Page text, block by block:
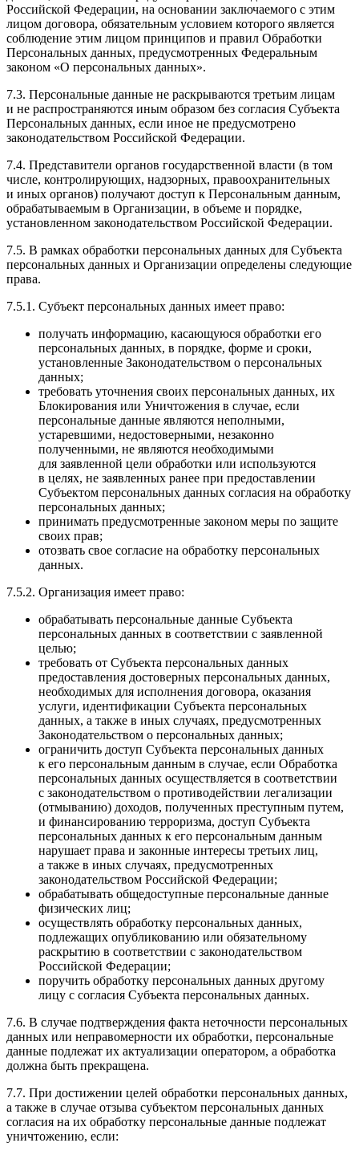
Российской Федерации, на основании заключаемого с этим
лицом договора, обязательным условием которого является
соблюдение этим лицом принципов и правил Обработки
Персональных данных, предусмотренных Федеральным
законом «О персональных данных».
7.3. Персональные данные не раскрываются третьим лицам
и не распространяются иным образом без согласия Субъекта
Персональных данных, если иное не предусмотрено
законодательством Российской Федерации.
7.4. Представители органов государственной власти (в том
числе, контролирующих, надзорных, правоохранительных
и иных органов) получают доступ к Персональным данным,
обрабатываемым в Организации, в объеме и порядке,
установленном законодательством Российской Федерации.
7.5. В рамках обработки персональных данных для Субъекта
персональных данных и Организации определены следующие
права.
7.5.1. Субъект персональных данных имеет право:
получать информацию, касающуюся обработки его
персональных данных, в порядке, форме и сроки,
установленные Законодательством о персональных
данных;
требовать уточнения своих персональных данных, их
Блокирования или Уничтожения в случае, если
персональные данные являются неполными,
устаревшими, недостоверными, незаконно
полученными, не являются необходимыми
для заявленной цели обработки или используются
в целях, не заявленных ранее при предоставлении
Субъектом персональных данных согласия на обработку
персональных данных;
принимать предусмотренные законом меры по защите
своих прав;
отозвать свое согласие на обработку персональных
данных.
7.5.2. Организация имеет право:
обрабатывать персональные данные Субъекта
персональных данных в соответствии с заявленной
целью;
требовать от Субъекта персональных данных
предоставления достоверных персональных данных,
необходимых для исполнения договора, оказания
услуги, идентификации Субъекта персональных
данных, а также в иных случаях, предусмотренных
Законодательством о персональных данных;
ограничить доступ Субъекта персональных данных
к его персональным данным в случае, если Обработка
персональных данных осуществляется в соответствии
с законодательством о противодействии легализации
(отмыванию) доходов, полученных преступным путем,
и финансированию терроризма, доступ Субъекта
персональных данных к его персональным данным
нарушает права и законные интересы третьих лиц,
а также в иных случаях, предусмотренных
законодательством Российской Федерации;
обрабатывать общедоступные персональные данные
физических лиц;
осуществлять обработку персональных данных,
подлежащих опубликованию или обязательному
раскрытию в соответствии с законодательством
Российской Федерации;
поручить обработку персональных данных другому
лицу с согласия Субъекта персональных данных.
7.6. В случае подтверждения факта неточности персональных
данных или неправомерности их обработки, персональные
данные подлежат их актуализации оператором, а обработка
должна быть прекращена.
7.7. При достижении целей обработки персональных данных,
а также в случае отзыва субъектом персональных данных
согласия на их обработку персональные данные подлежат
уничтожению, если: